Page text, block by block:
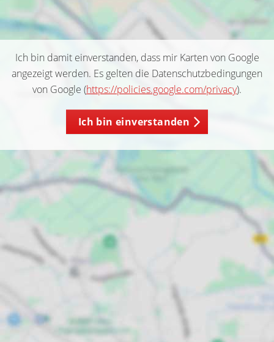
Ich bin damit einverstanden, dass mir Karten von Google
angezeigt werden. Es gelten die Datenschutzbedingungen
von Google (https://policies.google.com/privacy).
Ich bin einverstanden